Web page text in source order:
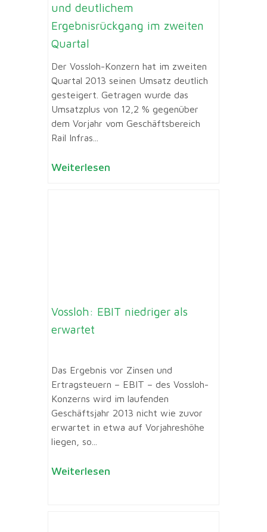
und deutlichem
Ergebnisrückgang im zweiten
Quartal
Der Vossloh-Konzern hat im zweiten
Quartal 2013 seinen Umsatz deutlich
gesteigert. Getragen wurde das
Umsatzplus von 12,2 % gegenüber
dem Vorjahr vom Geschäftsbereich
Rail Infras...
Weiterlesen
Vossloh: EBIT niedriger als
erwartet
Das Ergebnis vor Zinsen und
Ertragsteuern – EBIT – des Vossloh-
Konzerns wird im laufenden
Geschäftsjahr 2013 nicht wie zuvor
erwartet in etwa auf Vorjahreshöhe
liegen, so...
Weiterlesen